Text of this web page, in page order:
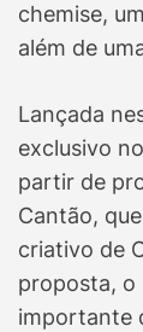
chemise,
além de
Lançada
exclusivo
partir de
Cantão,
criativo de
proposta, o
importante